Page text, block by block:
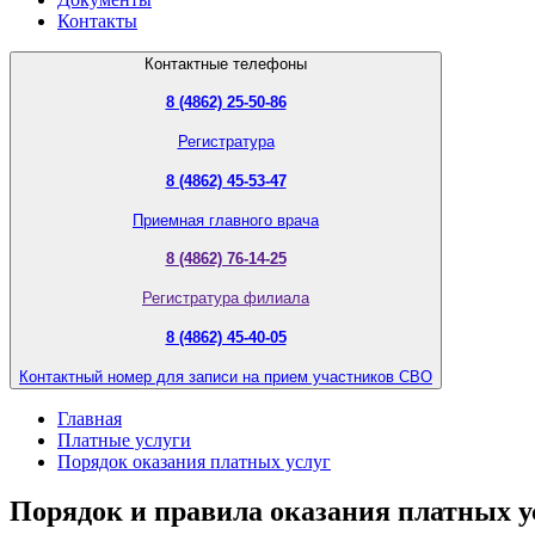
Контакты
Контактные телефоны
8 (4862) 25-50-86
Регистратура
8 (4862) 45-53-47
Приемная главного врача
8 (4862) 76-14-25
Регистратура филиала
8 (4862) 45-40-05
Контактный номер для записи на прием участников СВО
Главная
Платные услуги
Порядок оказания платных услуг
Порядок и правила оказания платных